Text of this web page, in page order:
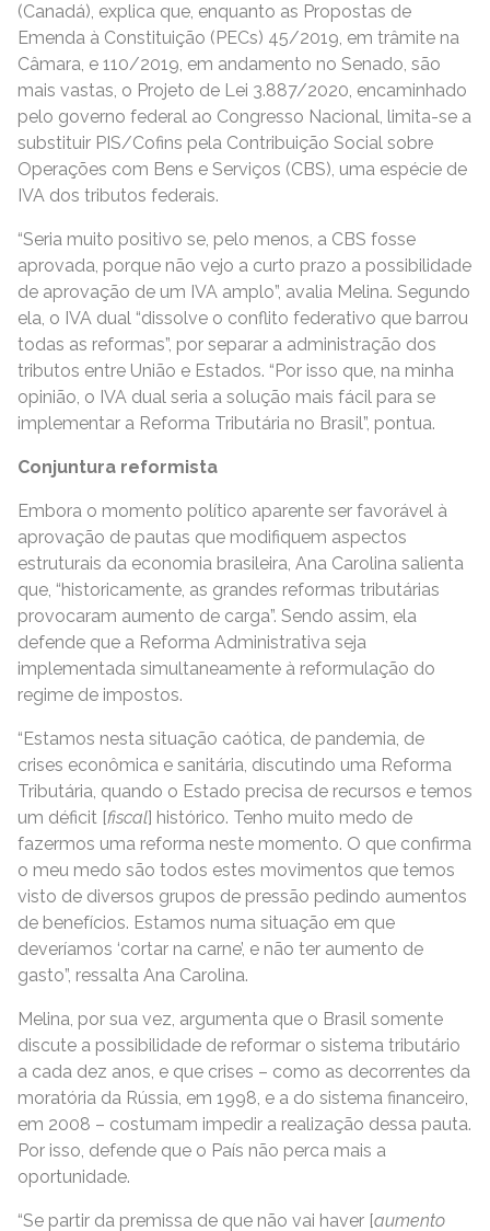
(Canadá), explica que, enquanto as Propostas de
Emenda à Constituição (PECs) 45/2019, em trâmite na
Câmara, e 110/2019, em andamento no Senado, são
mais vastas, o Projeto de Lei 3.887/2020, encaminhado
pelo governo federal ao Congresso Nacional, limita-se a
substituir PIS/Cofins pela Contribuição Social sobre
Operações com Bens e Serviços (CBS), uma espécie de
IVA dos tributos federais.
“Seria muito positivo se, pelo menos, a CBS fosse
aprovada, porque não vejo a curto prazo a possibilidade
de aprovação de um IVA amplo”, avalia Melina. Segundo
ela, o IVA dual “dissolve o conflito federativo que barrou
todas as reformas”, por separar a administração dos
tributos entre União e Estados. “Por isso que, na minha
opinião, o IVA dual seria a solução mais fácil para se
implementar a Reforma Tributária no Brasil”, pontua.
Conjuntura reformista
Embora o momento político aparente ser favorável à
aprovação de pautas que modifiquem aspectos
estruturais da economia brasileira, Ana Carolina salienta
que, “historicamente, as grandes reformas tributárias
provocaram aumento de carga”. Sendo assim, ela
defende que a Reforma Administrativa seja
implementada simultaneamente à reformulação do
regime de impostos.
“Estamos nesta situação caótica, de pandemia, de
crises econômica e sanitária, discutindo uma Reforma
Tributária, quando o Estado precisa de recursos e temos
um déficit [fiscal] histórico. Tenho muito medo de
fazermos uma reforma neste momento. O que confirma
o meu medo são todos estes movimentos que temos
visto de diversos grupos de pressão pedindo aumentos
de benefícios. Estamos numa situação em que
deveríamos ‘cortar na carne’, e não ter aumento de
gasto”, ressalta Ana Carolina.
Melina, por sua vez, argumenta que o Brasil somente
discute a possibilidade de reformar o sistema tributário
a cada dez anos, e que crises – como as decorrentes da
moratória da Rússia, em 1998, e a do sistema financeiro,
em 2008 – costumam impedir a realização dessa pauta.
Por isso, defende que o País não perca mais a
oportunidade.
“Se partir da premissa de que não vai haver [aumento